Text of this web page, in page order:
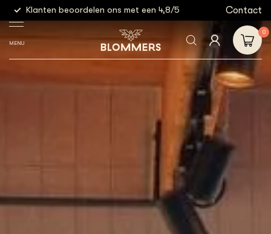
Klanten beoordelen ons met een 4,8/5 Gratis
Contact
MENU
0